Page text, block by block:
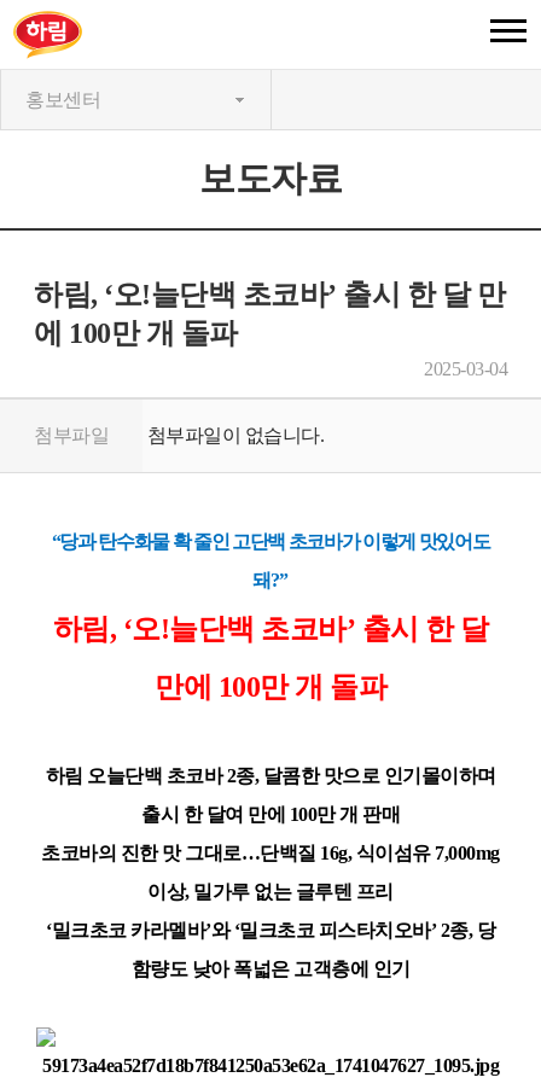
홍보센터
보도자료
하림, ‘오!늘단백 초코바’ 출시 한 달 만
에 100만 개 돌파
2025-03-04
첨부파일 첨부파일이 없습니다.
“당과 탄수화물 확 줄인 고단백 초코바가 이렇게 맛있어도
돼?”
하림, ‘오!늘단백 초코바’ 출시 한 달
만에 100만 개 돌파
하림 오늘단백 초코바2종, 달콤한 맛으로 인기몰이하며
출시 한 달여 만에 100만 개 판매
초코바의 진한 맛 그대로…단백질 16g,식이섬유7,000mg
이상, 밀가루 없는 글루텐 프리
‘밀크초코 카라멜바’와‘밀크초코 피스타치오바’ 2종, 당
함량도 낮아 폭넓은 고객층에 인기